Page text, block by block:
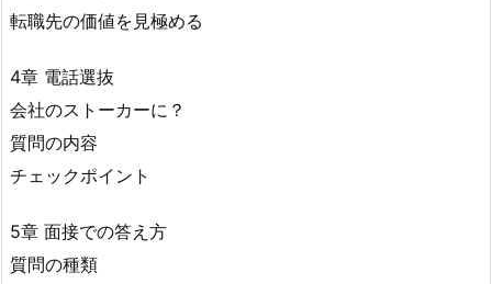
転職先の価値を見極める
4章 電話選抜
会社のストーカーに？
質問の内容
チェックポイント
5章 面接での答え方
質問の種類